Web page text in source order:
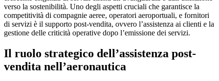
verso la sostenibilità. Uno degli aspetti cruciali che garantisce la
competitività di compagnie aeree, operatori aeroportuali, e fornitori
di servizi è il supporto post-vendita, ovvero l’assistenza ai clienti e la
gestione delle criticità operative dopo l’emissione dei servizi.
Il ruolo strategico dell’assistenza post-
vendita nell’aeronautica